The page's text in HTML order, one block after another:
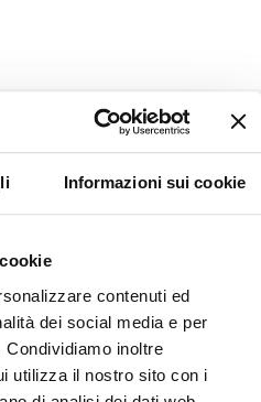
Informazioni sui cookie
contenuti ed
dei social media e per
inoltre
utilizza il nostro sito con i